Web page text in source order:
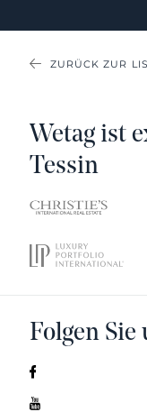
ZURÜCK ZUR
Wetag ist
Tessin
Folgen Sie